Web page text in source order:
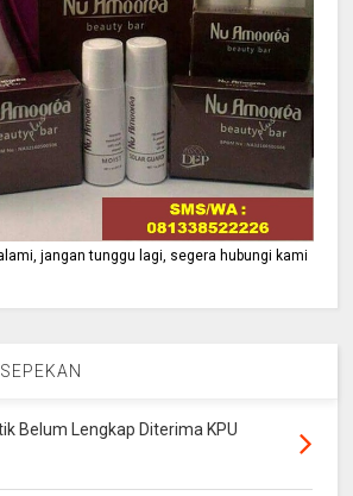
jangan tunggu lagi, segera hubungi kami
Belum Lengkap Diterima KPU